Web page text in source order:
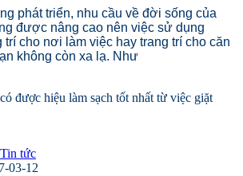
phát triển, nhu cầu về đời sống của
được nâng cao nên việc sử dụng
trí cho nơi làm việc hay trang trí cho căn
không còn xa lạ. Như
Tin tức
03-12